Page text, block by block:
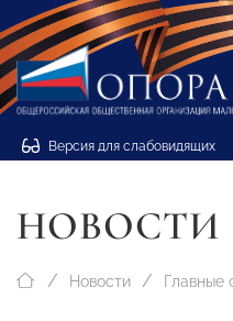
Версия для слабовидящих
НОВОСТИ
Новости Главные